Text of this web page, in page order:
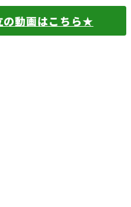
動画はこちら★